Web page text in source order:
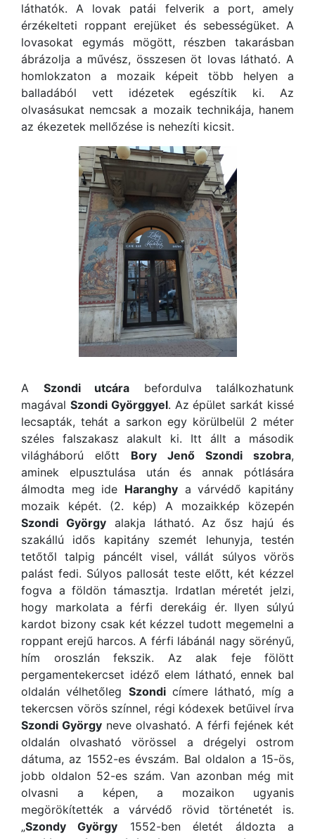
láthatók. A lovak patái felverik a port, amely
érzékelteti roppant erejüket és sebességüket. A
lovasokat egymás mögött, részben takarásban
ábrázolja a művész, összesen öt lovas látható. A
homlokzaton a mozaik képeit több helyen a
balladából vett idézetek egészítik ki. Az
olvasásukat nemcsak a mozaik technikája, hanem
az ékezetek mellőzése is nehezíti kicsit.
A Szondi utcára befordulva találkozhatunk
magával Szondi Györggyel. Az épület sarkát kissé
lecsapták, tehát a sarkon egy körülbelül 2 méter
széles falszakasz alakult ki. Itt állt a második
világháború előtt Bory Jenő Szondi szobra,
aminek elpusztulása után és annak pótlására
álmodta meg ide Haranghy a várvédő kapitány
mozaik képét. (2. kép) A mozaikkép közepén
Szondi Györgyalakja látható. Az ősz hajú és
szakállú idős kapitány szemét lehunyja, testén
tetőtől talpig páncélt visel, vállát súlyos vörös
palást fedi. Súlyos pallosát teste előtt, két kézzel
fogva a földön támasztja. Irdatlan méretét jelzi,
hogy markolata a férfi derekáig ér. Ilyen súlyú
kardot bizony csak két kézzel tudott megemelni a
roppant erejű harcos. A férfi lábánál nagy sörényű,
hím oroszlán fekszik. Az alak feje fölött
pergamentekercset idéző elem látható, ennek bal
oldalán vélhetőleg Szondicímere látható, míg a
tekercsen vörös színnel, régi kódexek betűivel írva
Szondi György neve olvasható. A férfi fejének két
oldalán olvasható vörössel a drégelyi ostrom
dátuma, az 1552-es évszám. Bal oldalon a 15-ös,
jobb oldalon 52-es szám. Van azonban még mit
olvasni a képen, a mozaikon ugyanis
megörökítették a várvédő rövid történetét is.
„Szondy György 1552-ben életét áldozta a